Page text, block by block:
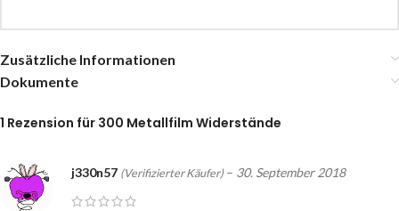
Zusätzliche Informationen
Dokumente
1 Rezension für 300 Metallfilm Widerstände
j330n57 (Verifizierter Käufer) – 30. September 2018